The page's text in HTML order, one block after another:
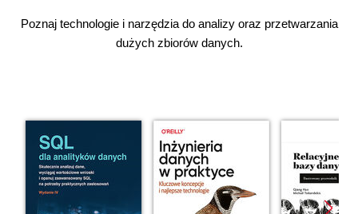
Poznaj technologie i narzędzia do analizy oraz przetwarzania
dużych zbiorów danych.